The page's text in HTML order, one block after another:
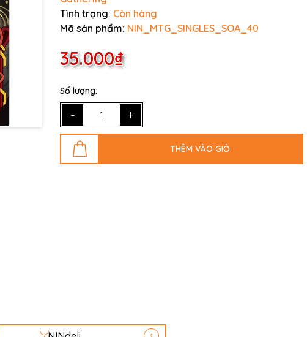
Tình trạng: Còn hàng
Mã sản phẩm: NIN_MTG_SINGLES_SOA_40
35.000₫
Số lượng:
- +
THÊM VÀO GIỎ